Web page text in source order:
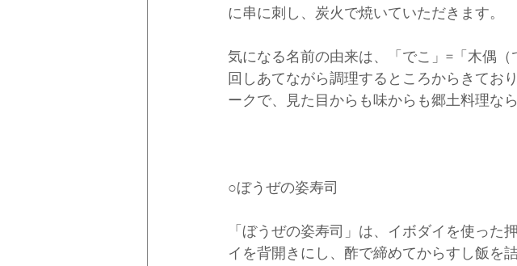
に串に刺し、炭火で焼いていただきます。
気になる名前の由来は、「でこ」=「木偶
回しあてながら調理するところからきてお
ークで、見た目からも味からも郷土料理な
○ぼうぜの姿寿司
「ぼうぜの姿寿司」は、イボダイを使っ
イを背開きにし、酢で締めてからすし飯を